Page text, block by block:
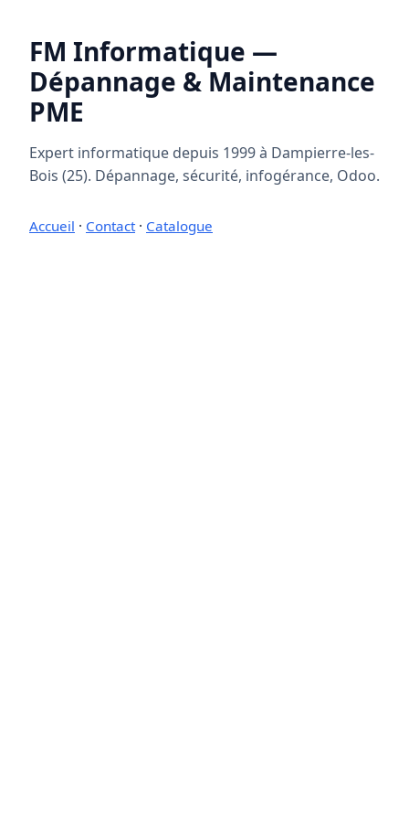
FM Informatique —
Dépannage & Maintenance
PME
Expert informatique depuis 1999 à Dampierre-les-
Bois (25). Dépannage, sécurité, infogérance, Odoo.
Accueil · Contact· Catalogue